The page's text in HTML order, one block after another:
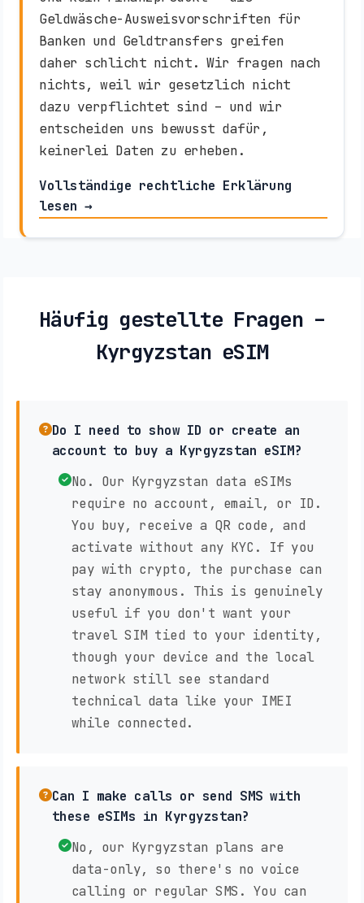
Geldwäsche-Ausweisvorschriften für
Banken und Geldtransfers greifen
daher schlicht nicht. Wir fragen nach
nichts, weil wir gesetzlich nicht
dazu verpflichtet sind – und wir
entscheiden uns bewusst dafür,
keinerlei Daten zu erheben.
Vollständige rechtliche Erklärung
lesen →
Häufig gestellte Fragen –
Kyrgyzstan eSIM
Do I need to show ID or create an
account to buy a Kyrgyzstan eSIM?
No. Our Kyrgyzstan data eSIMs
require no account, email, or ID.
You buy, receive a QR code, and
activate without any KYC. If you
pay with crypto, the purchase can
stay anonymous. This is genuinely
useful if you don't want your
travel SIM tied to your identity,
though your device and the local
network still see standard
technical data like your IMEI
while connected.
Can I make calls or send SMS with
these eSIMs in Kyrgyzstan?
No, our Kyrgyzstan plans are
data-only, so there's no voice
calling or regular SMS. You can